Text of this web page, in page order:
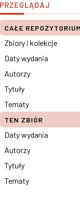
remarks ×
PRZEGLĄDAJ
CAŁE REPOZYTORIUM
Zbiory i kolekcje
Daty wydania
Autorzy
Tytuły
Tematy
TEN ZBIÓR
Daty wydania
Autorzy
Tytuły
Tematy